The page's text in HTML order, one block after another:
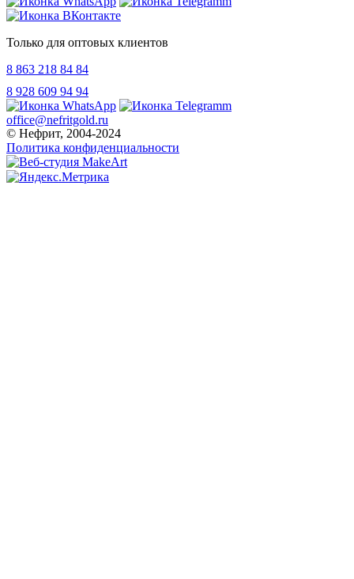
Только для оптовых клиентов
8 863 218 84 84
8 928 609 94 94
office@nefritgold.ru
© Нефрит, 2004-2024
Политика конфиденциальности